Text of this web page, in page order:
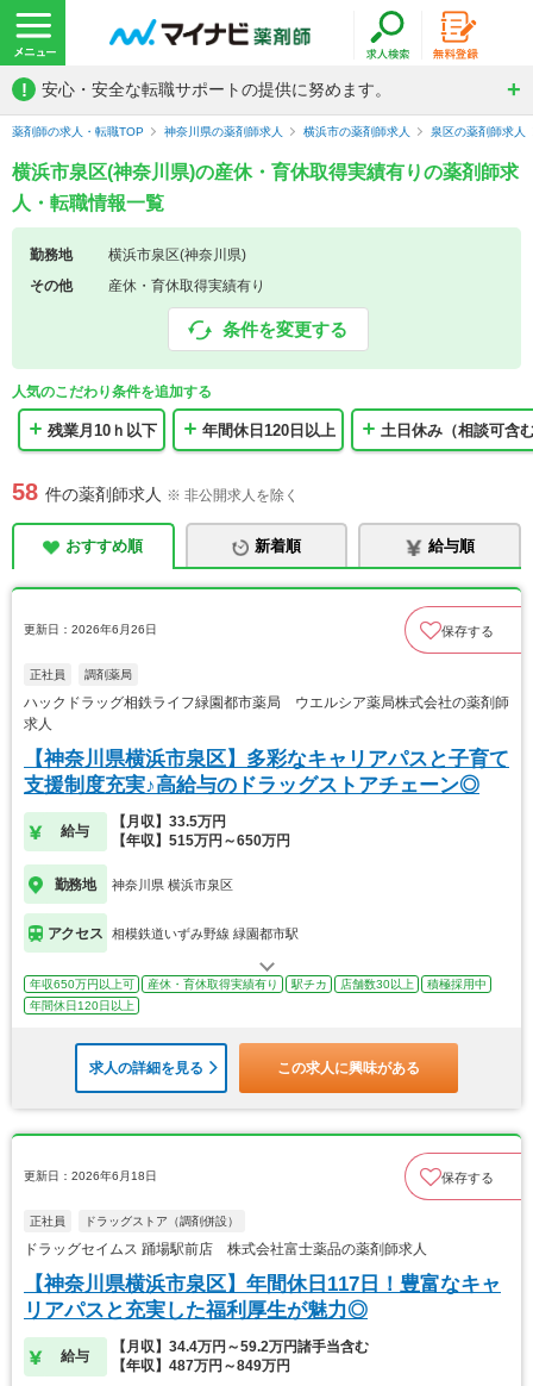
! 安心・安全な転職サポートの提供に努めます。
薬剤師の求人・転職TOP 神奈川県の薬剤師求人 横浜市の薬剤師求人 泉区の薬剤師求人
横浜市泉区(神奈川県)の産休・育休取得実績有りの薬剤師求
人・転職情報一覧
勤務地
横浜市泉区(神奈川県)
その他
産休・育休取得実績有り
条件を変更する
人気のこだわり条件を追加する
残業月10ｈ以下 年間休日120日以上 土日休み（相談可含
58 件の薬剤師求人 ※ 非公開求人を除く
おすすめ順 新着順 給与順
更新日：2026年6月26日 保存する
正社員 調剤薬局
ハックドラッグ相鉄ライフ緑園都市薬局 ウエルシア薬局株式会社の薬剤師
求人
【神奈川県横浜市泉区】多彩なキャリアパスと子育て
支援制度充実♪高給与のドラッグストアチェーン◎
給与
【月収】33.5万円
【年収】515万円～650万円
勤務地 神奈川県 横浜市泉区
アクセス 相模鉄道いずみ野線 緑園都市駅
年収650万円以上可 産休・育休取得実績有り 駅チカ 店舗数30以上
積極採用中
年間休日120日以上
求人の詳細を見る この求人に興味がある
更新日：2026年6月18日 保存する
正社員 ドラッグストア（調剤併設）
ドラッグセイムス 踊場駅前店 株式会社富士薬品の薬剤師求人
【神奈川県横浜市泉区】年間休日117日！豊富なキャ
リアパスと充実した福利厚生が魅力◎
給与
【月収】34.4万円～59.2万円諸手当含む
【年収】487万円～849万円